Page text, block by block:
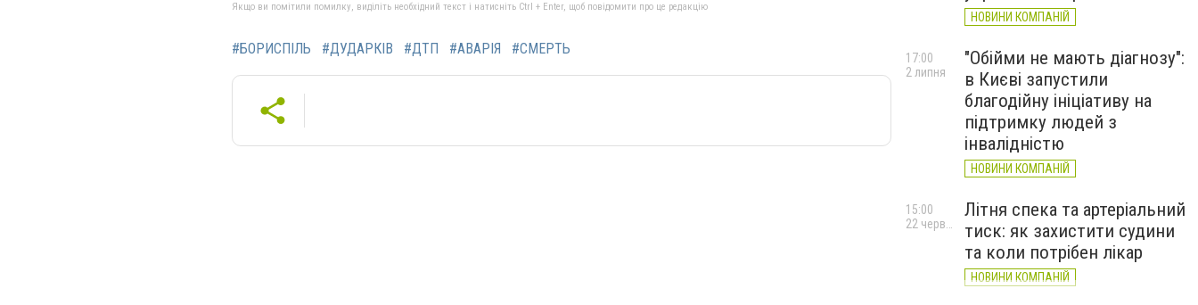
Якщо ви помітили помилку, виділіть необхідний текст і натисніть Ctrl + Enter, щоб повідомити про це редакцію
#БОРИСПІЛЬ #ДУДАРКІВ #ДТП #АВАРІЯ #СМЕРТЬ
НОВИНИ КОМПАНІЙ
"Обійми не мають діагнозу":
в Києві запустили
благодійну ініціативу на
підтримку людей з
інвалідністю
НОВИНИ КОМПАНІЙ
17:00
2 липня
Літня спека та артеріальний
тиск: як захистити судини
та коли потрібен лікар
НОВИНИ КОМПАНІЙ
15:00